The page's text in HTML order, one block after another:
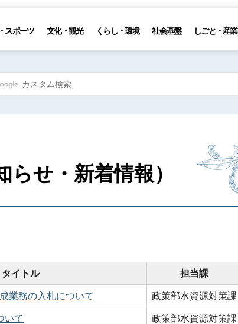
スポーツ 文化・観光 くらし・環境 社会基盤 しごと・産業
せ・新着情報）
タイトル 担当課
業務の入札について 政策部水資源対策課
いて 政策部水資源対策課